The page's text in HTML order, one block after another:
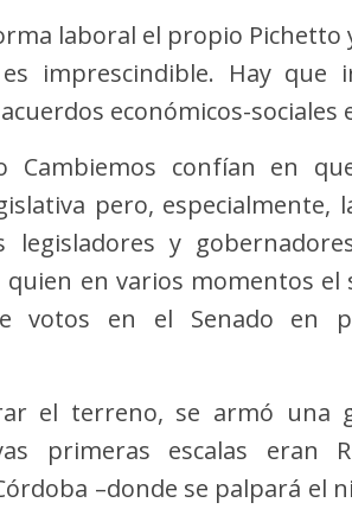
laboral el propio
imprescindible. Hay que
económicos-
Cambiemos confían en
pero,
legisladores y
quien en varios momentos
votos en el Senado en
el terreno, se armó una
primeras escalas eran
–donde se palpará el